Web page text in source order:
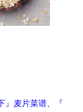
』麦片菜谱、
『